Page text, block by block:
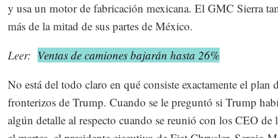
y usa un motor de fabricación mexicana. El GMC Sierra
más de la mitad de sus partes de México.
Leer: Ventas de camiones bajarán hasta 26%
No está del todo claro en qué consiste exactamente el plan
fronterizos de Trump. Cuando se le preguntó si Trump
algún detalle al respecto cuando se reunió con los CEO de